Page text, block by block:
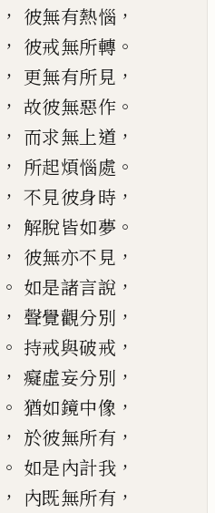
， 彼無有熱惱 ，
， 彼戒無所轉 。
， 更無有所見 ，
， 故彼無惡作 。
， 而求無上道 ，
， 所起煩惱處 。
， 不見彼身時 ，
， 解脫皆如夢 。
， 彼無亦不見 ，
。 如是諸言說 ，
， 聲覺觀分別 ，
。 持戒與破戒 ，
， 癡虛妄分別 ，
。 猶如鏡中像 ，
， 於彼無所有 ，
。 如是內計我 ，
， 內既無所有 ，